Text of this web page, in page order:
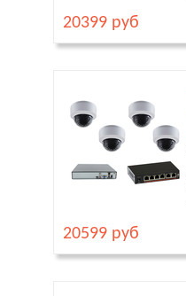
20399 руб
20599 руб